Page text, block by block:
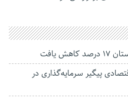
یافت
با ۱۱ هلدینگ اقتصادی پیگیر سرمایه‌گذاری در